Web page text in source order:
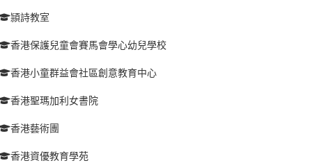
頴詩教室
香港保護兒童會賽馬會學心幼兒學校
香港小童群益會社區創意教育中心
香港聖瑪加利女書院
香港藝術團
香港資優教育學苑